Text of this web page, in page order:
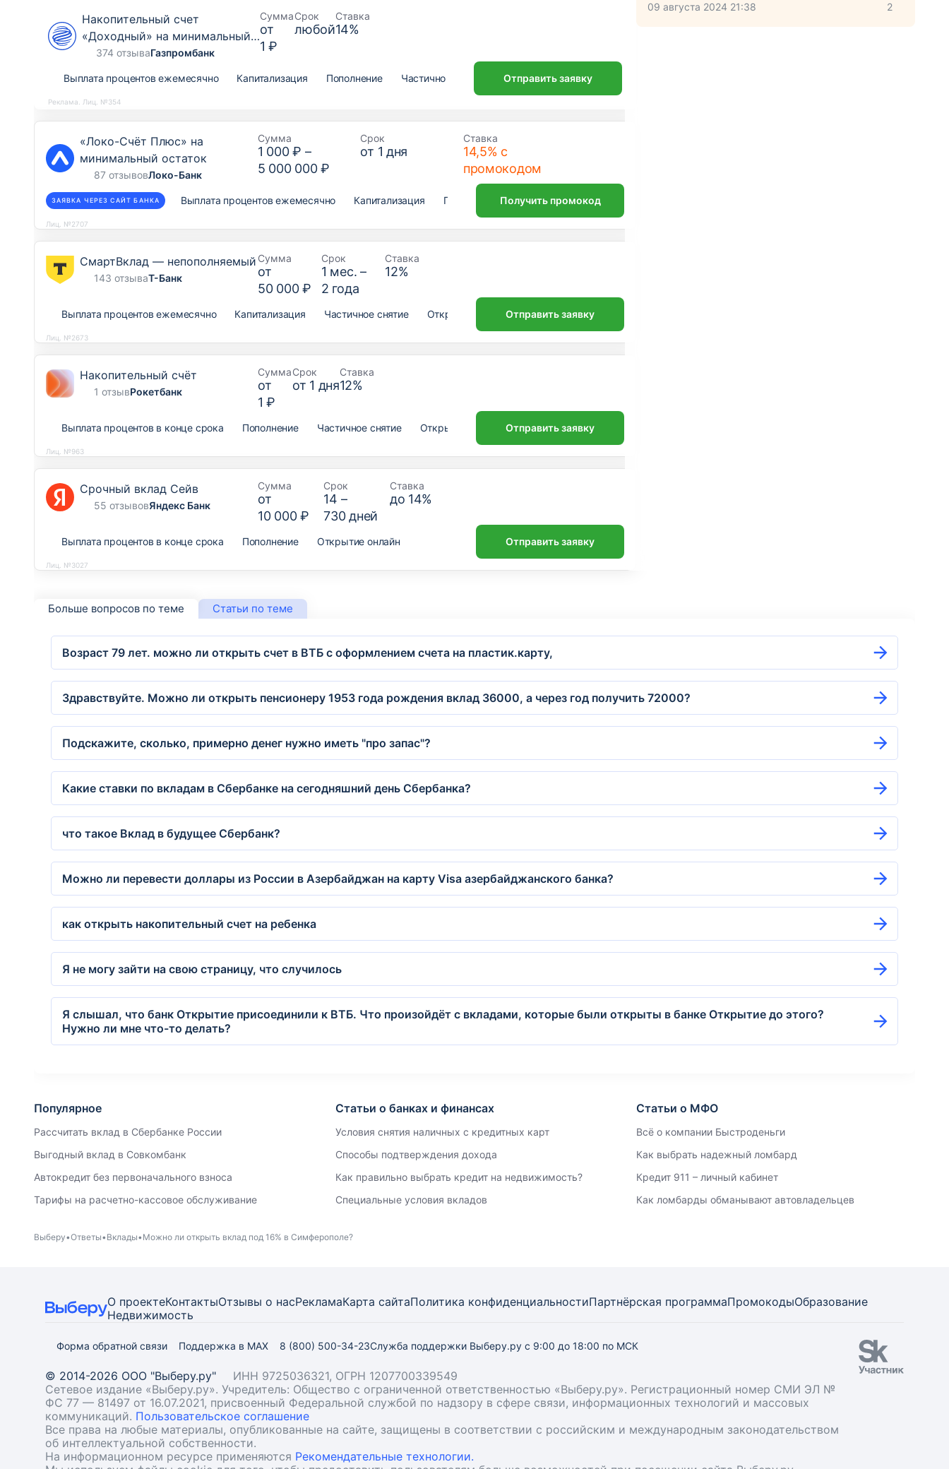
Накопительный счет
«Доходный» на минимальный
остаток
374 отзываГазпромбанк
Сумма
от
1 ₽
Срок
любой
Ставка
14%
Выплата процентов ежемесячно Капитализация Пополнение Частичное снятие Открытие онлайн
Отправить заявку
Реклама. Лиц. №354
«Локо-Счёт Плюс» на
минимальный остаток
87 отзывовЛоко-Банк
Сумма
1 000 ₽ –
5 000 000 ₽
Срок
от 1 дня
Ставка
14,5% с
промокодом
ЗАЯВКА ЧЕРЕЗ САЙТ БАНКА Выплата процентов ежемесячно Капитализация Пополнение Частичное снятие
Получить промокод
Лиц. №2707
СмартВклад — непополняемый
143 отзываТ-Банк
Сумма
от
50 000 ₽
Срок
1 мес. –
2 года
Ставка
12%
Выплата процентов ежемесячно Капитализация Частичное снятие Открытие онлайнОтправить заявку
Лиц. №2673
Накопительный счёт
1 отзывРокетбанк
Сумма
от
1 ₽
Срок
от 1 дня
Ставка
12%
Выплата процентов в конце срока Пополнение Частичное снятие Открытие онлайн Отправить заявку
Лиц. №963
Срочный вклад Сейв
55 отзывовЯндекс Банк
Сумма
от
10 000 ₽
Срок
14 –
730дней
Ставка
до 14%
Выплата процентов в конце срока Пополнение Открытие онлайн Отправить заявку
Лиц. №3027
09 августа 2024 21:38 2
Больше вопросов по теме Статьи по теме
Возраст 79 лет. можно ли открыть счет в ВТБ с оформлением счета на пластик.карту,
Здравствуйте. Можно ли открыть пенсионеру 1953 года рождения вклад 36000, а через год получить 72000?
Подскажите, сколько, примерно денег нужно иметь "про запас"?
Какие ставки по вкладам в Сбербанке на сегодняшний день Сбербанка?
что такое Вклад в будущее Сбербанк?
Можно ли перевести доллары из России в Азербайджан на карту Visa азербайджанского банка?
как открыть накопительный счет на ребенка
Я не могу зайти на свою страницу, что случилось
Я слышал, что банк Открытие присоединили к ВТБ. Что произойдёт с вкладами, которые были открыты в банке Открытие до этого?
Нужно ли мне что-то делать?
Популярное
Рассчитать вклад в Сбербанке России
Выгодный вклад в Совкомбанк
Автокредит без первоначального взноса
Тарифы на расчетно-кассовое обслуживание
Статьи о банках и финансах
Условия снятия наличных с кредитных карт
Способы подтверждения дохода
Как правильно выбрать кредит на недвижимость?
Специальные условия вкладов
Статьи о МФО
Всё о компании Быстроденьги
Как выбрать надежный ломбард
Кредит 911 – личный кабинет
Как ломбарды обманывают автовладельцев
Выберу Ответы Вклады Можно ли открыть вклад под 16% в Симферополе?
О проектеКонтактыОтзывы о насРекламаКарта сайтаПолитика конфиденциальностиПартнёрская программаПромокодыОбразование
Недвижимость
Форма обратной связи Поддержка в MAX 8 (800) 500-34-23Служба поддержки Выберу.ру с 9:00 до 18:00 по МСК
© 2014-2026 ООО "Выберу.ру"
ИНН 9725036321, ОГРН 1207700339549
Сетевое издание «Выберу.ру». Учредитель: Общество с ограниченной ответственностью «Выберу.ру». Регистрационный номер СМИ ЭЛ №
ФС 77 — 81497 от 16.07.2021, присвоенный Федеральной службой по надзору в сфере связи, информационных технологий и массовых
коммуникаций. Пользовательское соглашение
Все права на любые материалы, опубликованные на сайте, защищены в соответствии с российским и международным законодательством
об интеллектуальной собственности.
На информационном ресурсе применяются Рекомендательные технологии.